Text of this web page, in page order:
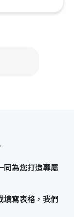
同為您打造專屬
填寫表格，我們